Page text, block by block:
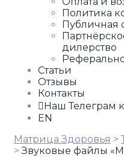
Политика
Публичная
дилерство
Статьи
Отзывы
Контакты
Наш Телеграм
EN
Матрица Здоровья >
>Звуковые файлы